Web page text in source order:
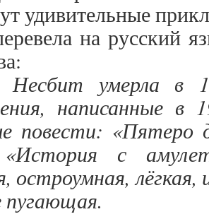
удивительные
на русский
умерла в
написанные
повести:
«История с
остроумная,